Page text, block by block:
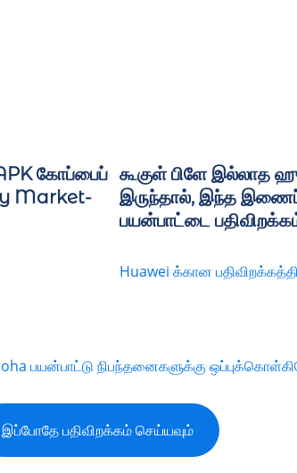
கோப்பைப்
Market-
கூகுள் பிளே இல்லாத
இருந்தால், இந்த
பயன்பாட்டை
Huawei க்கான
பயன்பாட்டு நிபந்தனைகளுக்கு
இப்போதே பதிவிறக்கம் செய்யவும்